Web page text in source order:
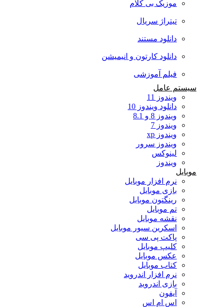
موزیک بی کلام
تیتراژ سریال
دانلود مستند
دانلود کارتون و انیمیشن
فیلم آموزشی
سیستم عامل
ویندوز 11
دانلود ویندوز 10
ویندوز 8 و 8.1
ویندوز 7
ویندوز xp
ویندوز سرور
لینوکس
ویندوز
موبایل
نرم افزار موبایل
بازی موبایل
رینگتون موبایل
تم موبایل
نقشه موبایل
اسکرین سیور موبایل
پاکت پی سی
کلیپ موبایل
عکس موبایل
کتاب موبایل
نرم افزار اندروید
بازی اندروید
آیفون
اس ام اس